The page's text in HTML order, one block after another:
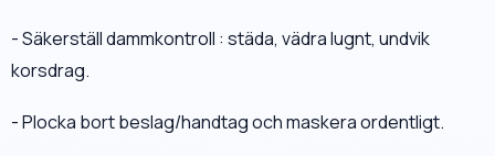
- Säkerställ dammkontroll : städa, vädra lugnt, undvik
korsdrag.
- Plocka bort beslag/handtag och maskera ordentligt.